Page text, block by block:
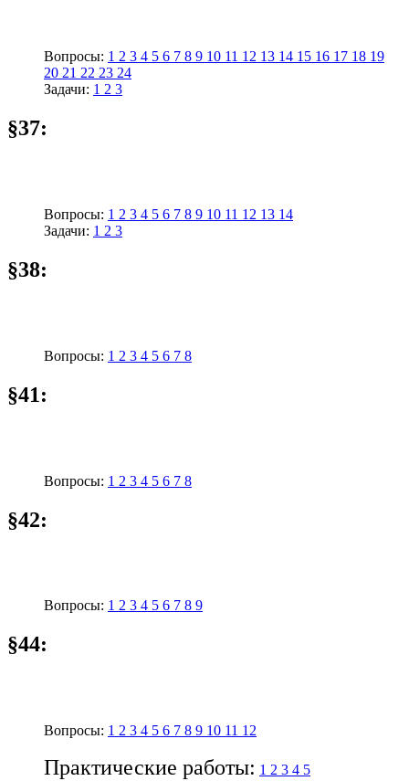
Вопросы: 1 2 3 4 5 6 7 8 9 10 11 12 13 14 15 16 17 18 19
20 21 22 23 24
Задачи: 1 2 3
§37:
Вопросы: 1 2 3 4 5 6 7 8 9 10 11 12 13 14
Задачи: 1 2 3
§38:
Вопросы: 1 2 3 4 5 6 7 8
§41:
Вопросы: 1 2 3 4 5 6 7 8
§42:
Вопросы: 1 2 3 4 5 6 7 8 9
§44:
Вопросы: 1 2 3 4 5 6 7 8 9 10 11 12
Практические работы: 1 2 3 4 5